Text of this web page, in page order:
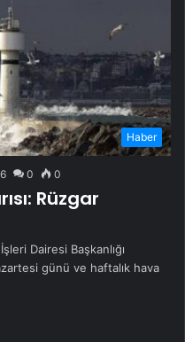
Haber
0 0
Rüzgar
Dairesi Başkanlığı
günü ve haftalık hava